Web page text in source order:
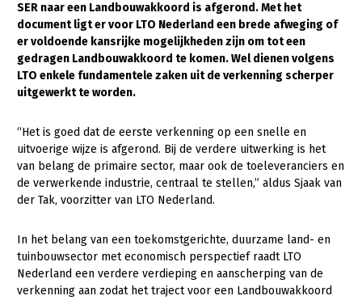
Transitiepaden
Thema’s
Gezonde planten
Natuur, klimaat en energie
Bodem en water
Platteland en omgeving
Internationaal
Sectoren
SER naar een Landbouwakkoord is afgerond. Met het
document ligt er voor LTO Nederland een brede afweging of
er voldoende kansrijke mogelijkheden zijn om tot een
gedragen Landbouwakkoord te komen. Wel dienen volgens
LTO enkele fundamentele zaken uit de verkenning scherper
uitgewerkt te worden.
“Het is goed dat de eerste verkenning op een snelle en
uitvoerige wijze is afgerond. Bij de verdere uitwerking is het
van belang de primaire sector, maar ook de toeleveranciers en
de verwerkende industrie, centraal te stellen,” aldus Sjaak van
der Tak, voorzitter van LTO Nederland.
In het belang van een toekomstgerichte, duurzame land- en
tuinbouwsector met economisch perspectief raadt LTO
Nederland een verdere verdieping en aanscherping van de
verkenning aan zodat het traject voor een Landbouwakkoord